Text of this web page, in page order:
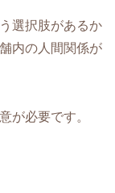
選択肢があるか
内の人間関係が
が必要です。